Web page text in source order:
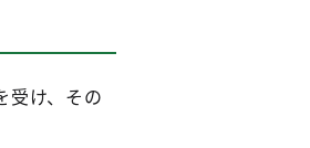
受け、その